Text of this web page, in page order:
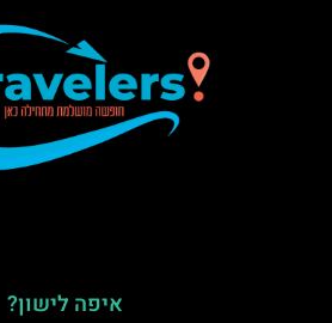
איפה לישון?